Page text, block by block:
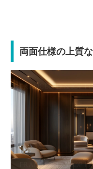
両面仕様の上質